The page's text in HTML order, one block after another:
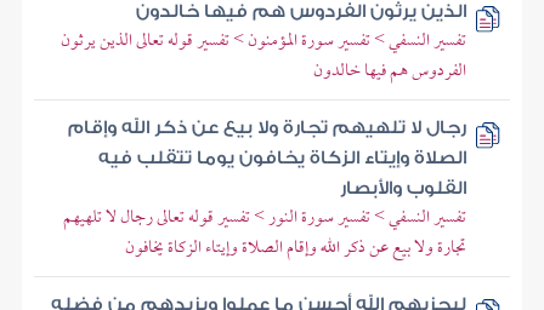
الذين يرثون الفردوس هم فيها خالدون
تفسير النسفي > تفسير سورة المؤمنون > تفسير قوله تعالى الذين يرثون
الفردوس هم فيها خالدون
رجال لا تلهيهم تجارة ولا بيع عن ذكر الله وإقام
الصلاة وإيتاء الزكاة يخافون يوما تتقلب فيه
القلوب والأبصار
تفسير النسفي > تفسير سورة النور > تفسير قوله تعالى رجال لا تلهيهم
تجارة ولا بيع عن ذكر الله وإقام الصلاة وإيتاء الزكاة يخافون
ليجزيهم الله أحسن ما عملوا ويزيدهم من فضله